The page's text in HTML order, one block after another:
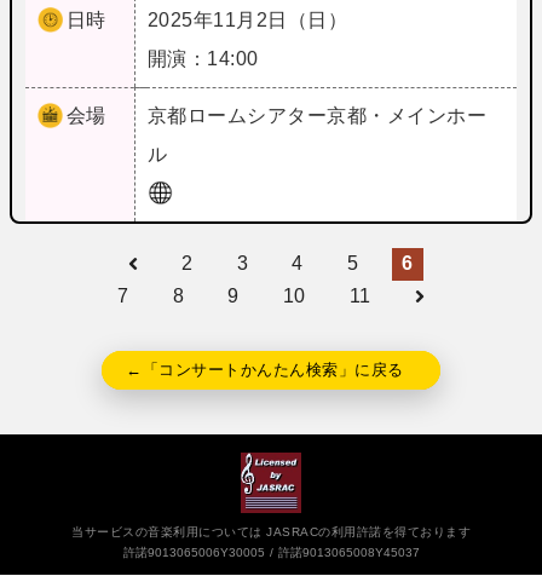
日時
2025年11月2日（日）
開演：14:00
会場 京都 ロームシアター京都・メインホー
ル
2 3 4 5
6
7
8 9 10 11
←「コンサートかんたん検索」に戻る
当サービスの音楽利用については JASRACの利用許諾を得ております
許諾9013065006Y30005
許諾9013065008Y45037